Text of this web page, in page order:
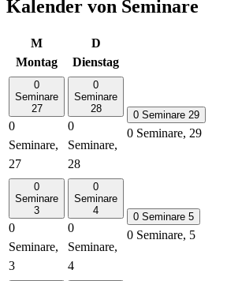
Kalender von Seminare
M
Montag
D
Dienstag
0
Seminare
27
0
Seminare,
27
0
Seminare
28
0
Seminare,
28
0 Seminare 29
0 Seminare, 29
0
Seminare
3
0
Seminare,
3
0
Seminare
4
0
Seminare,
4
0 Seminare 5
0 Seminare, 5